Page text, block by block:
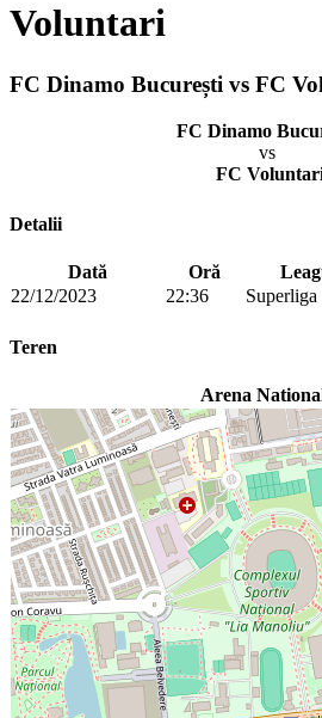
Voluntari
FC Dinamo București vs FC
FC Dinamo
vs
FC
Detalii
Dată Oră
22/12/2023
22:36 Superliga
Teren
Arena